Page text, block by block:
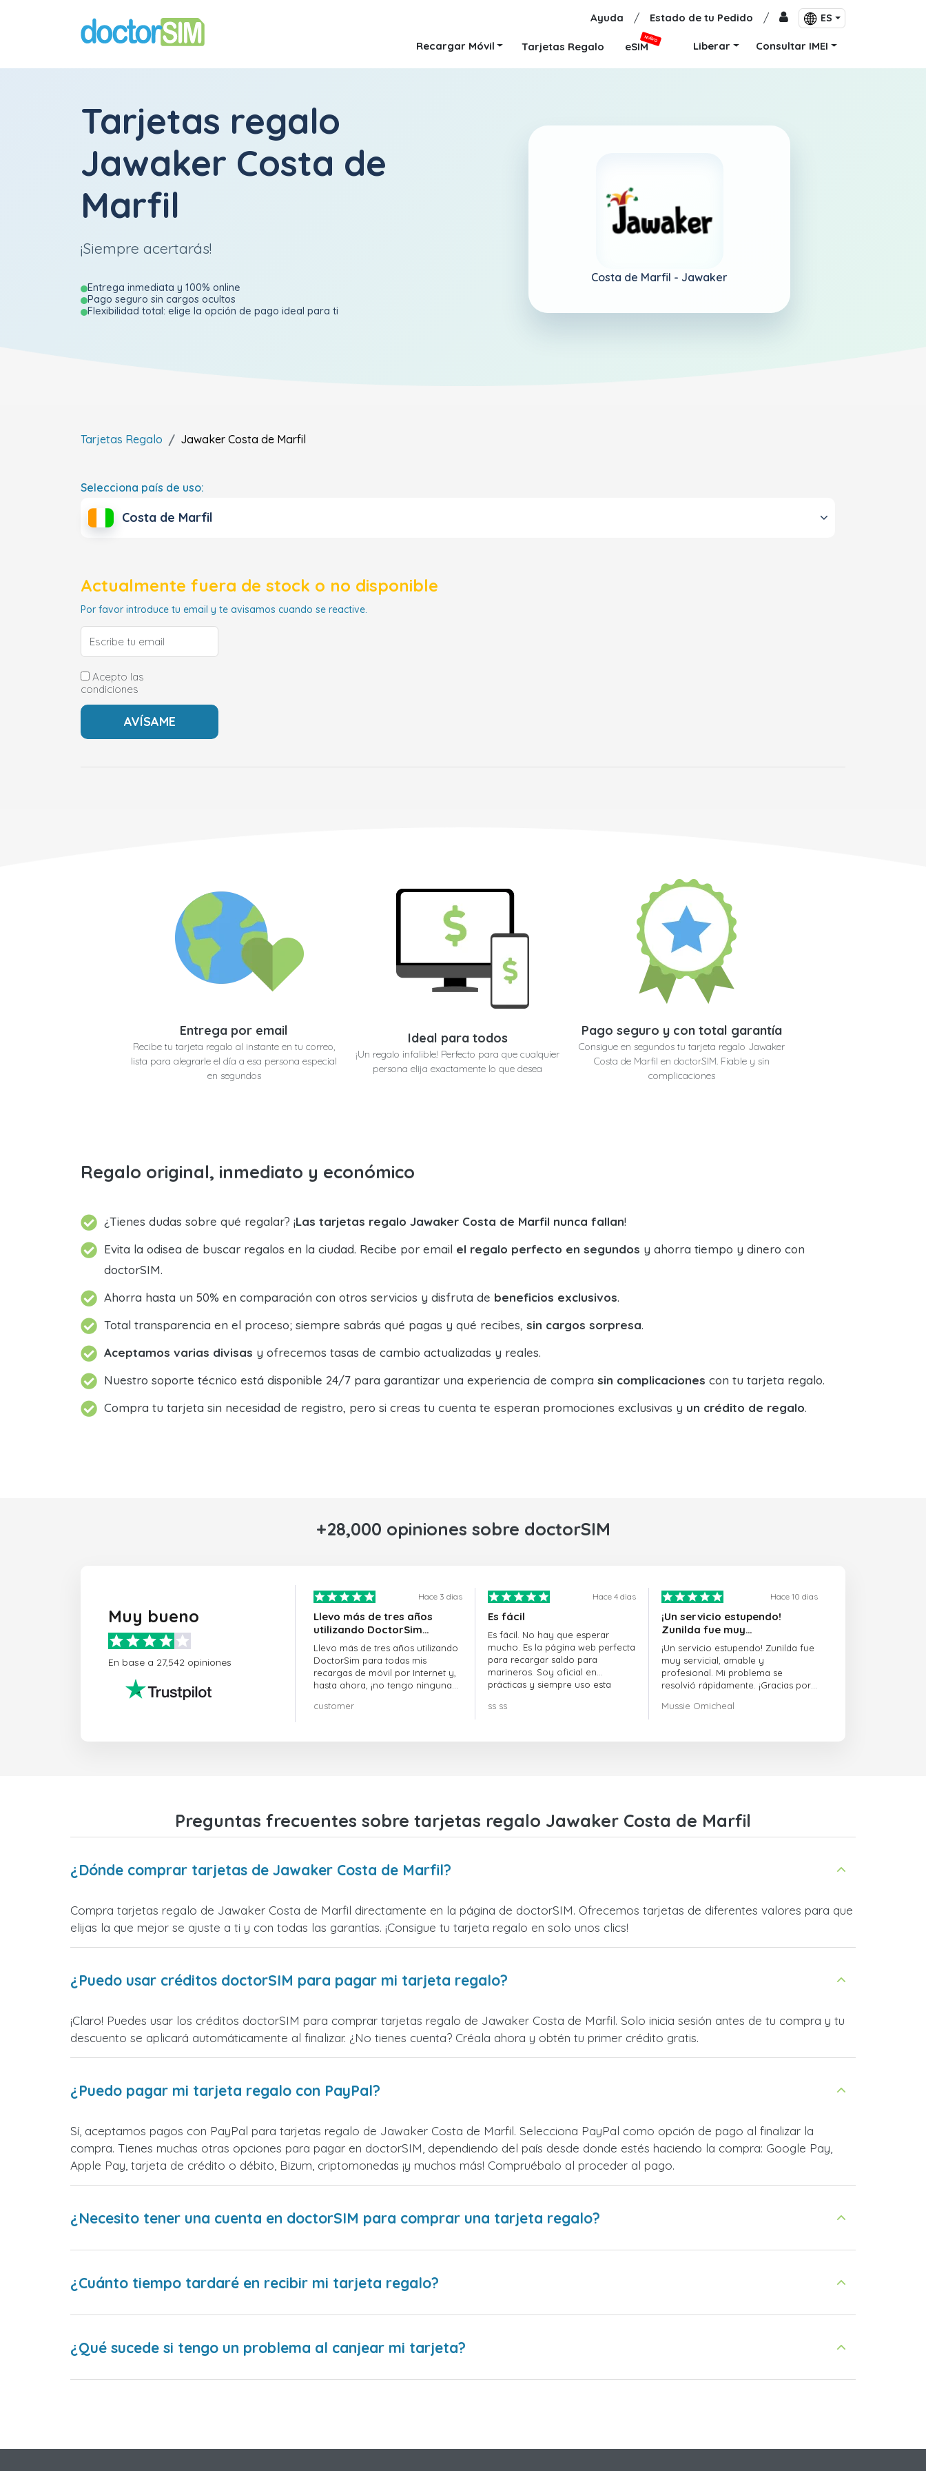
Ayuda / Estado de tu Pedido / ES
Recargar Móvil Tarjetas Regalo eSIM
NUEVO
Liberar Consultar IMEI
Tarjetas regalo
Jawaker Costa de
Marfil
¡Siempre acertarás!
Entrega inmediata y 100% online
Pago seguro sin cargos ocultos
Flexibilidad total: elige la opción de pago ideal para ti
Costa de Marfil - Jawaker
Tarjetas Regalo Jawaker Costa de Marfil
Selecciona país de uso:
Costa de Marfil
Actualmente fuera de stock o no disponible
Por favor introduce tu email y te avisamos cuando se reactive.
Acepto las
condiciones
Entrega por email
Recibe tu tarjeta regalo al instante en tu correo,
lista para alegrarle el día a esa persona especial
en segundos
Ideal para todos
¡Un regalo infalible! Perfecto para que cualquier
persona elija exactamente lo que desea
Pago seguro y con total garantía
Consigue en segundos tu tarjeta regalo Jawaker
Costa de Marfil en doctorSIM. Fiable y sin
complicaciones
Regalo original, inmediato y económico
¿Tienes dudas sobre qué regalar? ¡Las tarjetas regalo Jawaker Costa de Marfil nunca fallan!
Evita la odisea de buscar regalos en la ciudad. Recibe por email el regalo perfecto en segundos y ahorra tiempo y dinero con
doctorSIM.
Ahorra hasta un 50% en comparación con otros servicios y disfruta de beneficios exclusivos.
Total transparencia en el proceso; siempre sabrás qué pagas y qué recibes, sin cargos sorpresa.
Aceptamos varias divisas y ofrecemos tasas de cambio actualizadas y reales.
Nuestro soporte técnico está disponible 24/7 para garantizar una experiencia de compra sin complicaciones con tu tarjeta regalo.
Compra tu tarjeta sin necesidad de registro, pero si creas tu cuenta te esperan promociones exclusivas y un crédito de regalo.
+28,000 opiniones sobre doctorSIM
Muy bueno
En base a 27,542 opiniones
Hace 3 dias
Llevo más de tres años
utilizando DoctorSim…
Llevo más de tres años utilizando
DoctorSim para todas mis
recargas de móvil por Internet y,
hasta ahora, ¡no tengo ninguna
customer
Hace 4 dias
Es fácil
Es fácil. No hay que esperar
mucho. Es la página web perfecta
para recargar saldo para
marineros. Soy oficial en
prácticas y siempre uso esta
ss ss
Hace 10 dias
¡Un servicio estupendo!
Zunilda fue muy…
¡Un servicio estupendo! Zunilda fue
muy servicial, amable y
profesional. Mi problema se
resolvió rápidamente. ¡Gracias por
Mussie Omicheal
Preguntas frecuentes sobre tarjetas regalo Jawaker Costa de Marfil
¿Dónde comprar tarjetas de Jawaker Costa de Marfil?
Compra tarjetas regalo de Jawaker Costa de Marfil directamente en la página de doctorSIM. Ofrecemos tarjetas de diferentes valores para que
elijas la que mejor se ajuste a ti y con todas las garantías. ¡Consigue tu tarjeta regalo en solo unos clics!
¿Puedo usar créditos doctorSIM para pagar mi tarjeta regalo?
¡Claro! Puedes usar los créditos doctorSIM para comprar tarjetas regalo de Jawaker Costa de Marfil. Solo inicia sesión antes de tu compra y tu
descuento se aplicará automáticamente al finalizar. ¿No tienes cuenta? Créala ahora y obtén tu primer crédito gratis.
¿Puedo pagar mi tarjeta regalo con PayPal?
Sí, aceptamos pagos con PayPal para tarjetas regalo de Jawaker Costa de Marfil. Selecciona PayPal como opción de pago al finalizar la
compra. Tienes muchas otras opciones para pagar en doctorSIM, dependiendo del país desde donde estés haciendo la compra: Google Pay,
Apple Pay, tarjeta de crédito o débito, Bizum, criptomonedas ¡y muchos más! Compruébalo al proceder al pago.
¿Necesito tener una cuenta en doctorSIM para comprar una tarjeta regalo?
¿Cuánto tiempo tardaré en recibir mi tarjeta regalo?
¿Qué sucede si tengo un problema al canjear mi tarjeta?